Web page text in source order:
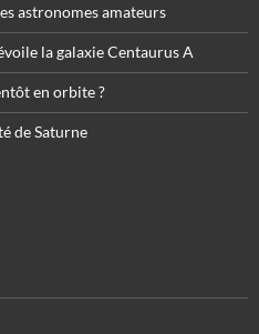
astronomes amateurs
la galaxie Centaurus A
en orbite ?
de Saturne